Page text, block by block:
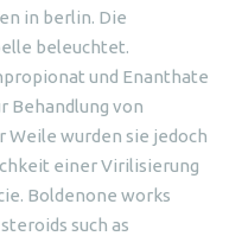
in berlin. Die
beleuchtet.
und Enanthate
Behandlung von
wurden sie jedoch
einer Virilisierung
Boldenone works
such as